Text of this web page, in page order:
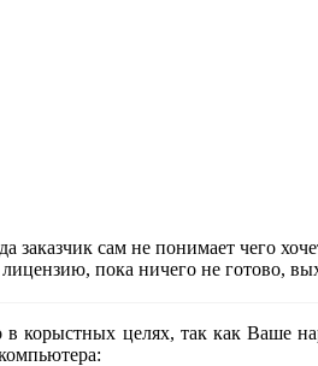
заказчик сам не понимает чего
лицензию, пока ничего не готово,
в корыстных целях, так как Ваше